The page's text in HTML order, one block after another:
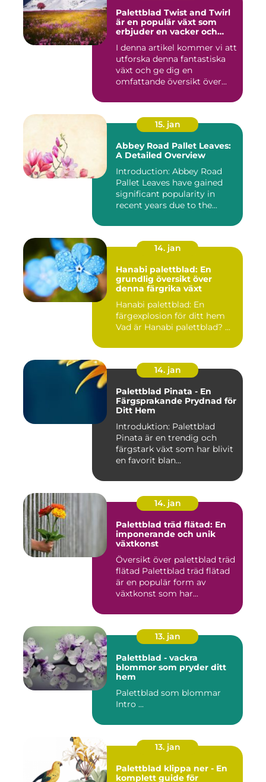
Palettblad Twist and Twirl
är en populär växt som
erbjuder en vacker och
ditt hem eller trädgård
I denna artikel kommer vi att
utforska denna fantastiska
växt och ge dig en
omfattande översikt över...
15. jan
Abbey Road Pallet Leaves:
A Detailed Overview
Introduction: Abbey Road
Pallet Leaves have gained
significant popularity in
recent years due to the...
14. jan
Hanabi palettblad: En
grundlig översikt över
denna färgrika växt
Hanabi palettblad: En
färgexplosion för ditt hem
Vad är Hanabi palettblad? ...
14. jan
Palettblad Pinata - En
Färgsprakande Prydnad för
Ditt Hem
Introduktion: Palettblad
Pinata är en trendig och
färgstark växt som har blivit
en favorit blan...
14. jan
Palettblad träd flätad: En
imponerande och unik
växtkonst
Översikt över palettblad träd
flätad Palettblad träd flätad
är en populär form av
växtkonst som har...
13. jan
Palettblad - vackra
blommor som pryder ditt
hem
Palettblad som blommar
Intro ...
13. jan
Palettblad klippa ner - En
komplett guide för